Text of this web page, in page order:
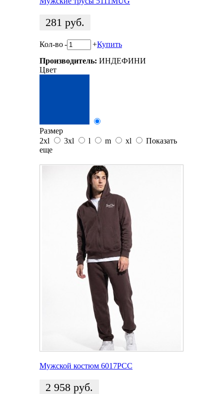
281 руб.
Кол-во- +Купить
Производитель: ИНДЕФИНИ
Цвет
Размер
2xl
3xl l m xl
Показать
еще
Мужской костюм 6017PCC
2 958 руб.